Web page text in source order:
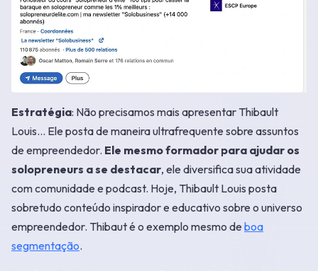
Estratégia: Não precisamos mais apresentar Thibault
Louis... Ele posta de maneira ultrafrequente sobre assuntos
de empreendedor. Ele mesmo formador para ajudar os
solopreneurs a se destacar, ele diversifica sua atividade
com comunidade e podcast. Hoje, Thibault Louis posta
sobretudo conteúdo inspirador e educativo sobre o universo
empreendedor. Thibaut é o exemplo mesmo de boa
segmentação.